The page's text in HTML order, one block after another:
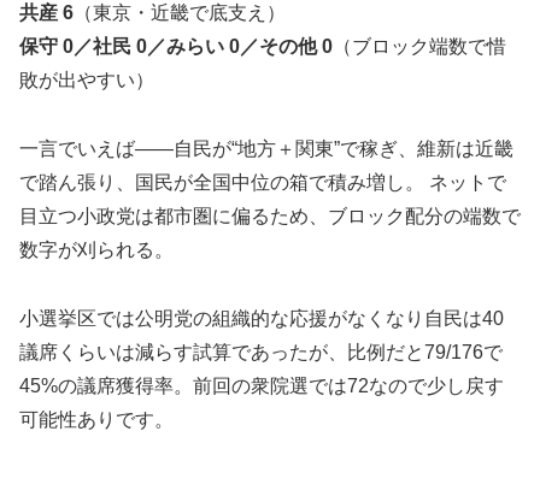
共産 6 （東京・近畿で底支え）
保守 0／社民 0／みらい 0／その他 0 （ブロック端数で惜
敗が出やすい）
一言でいえば――自民が“地方＋関東”で稼ぎ、維新は近畿
で踏ん張り、国民が全国中位の箱で積み増し。 ネットで
目立つ小政党は都市圏に偏るため、ブロック配分の端数で
数字が刈られる。
小選挙区では公明党の組織的な応援がなくなり自民は40
議席くらいは減らす試算であったが、比例だと79/176で
45%の議席獲得率。前回の衆院選では72なので少し戻す
可能性ありです。